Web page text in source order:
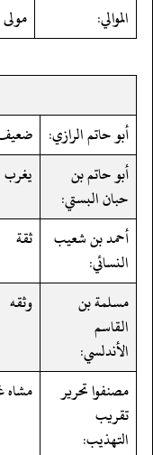
الموالي:
أبو حاتم الرازي:
أبو حاتم بن
حبان البستي:
يغرب
أحمد بن شعيب
النسائي:
ثقة
مسلمة بن
القاسم
الأندلسي:
وثقه
مصنفوا تحرير
تقريب
التهذيب:
مشاه